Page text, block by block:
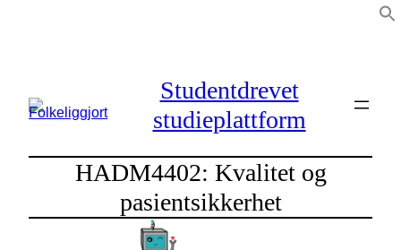
Studentdrevet
studieplattform
HADM4402: Kvalitet og
pasientsikkerhet